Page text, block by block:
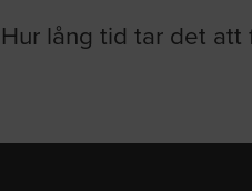
Hur lång tid tar det att